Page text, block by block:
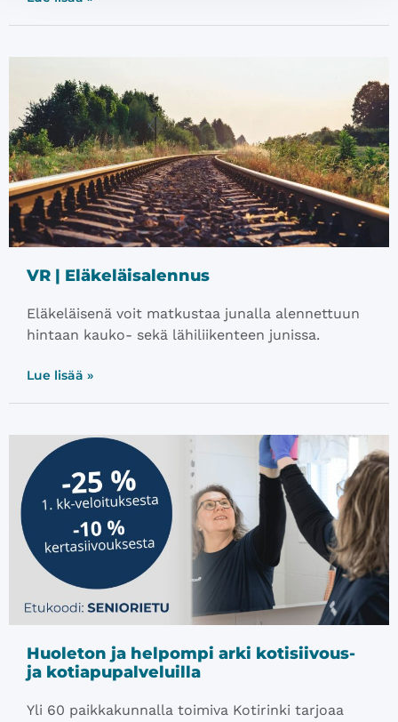
VR | Eläkeläisalennus
​​​Eläkeläisenä voit matkustaa junalla alennettuun
hintaan kauko- sekä lähiliikenteen junissa.
Lue lisää »
Huoleton ja helpompi arki kotisiivous-
ja kotiapupalveluilla
Yli 60 paikkakunnalla toimiva Kotirinki tarjoaa